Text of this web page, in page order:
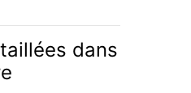
dans